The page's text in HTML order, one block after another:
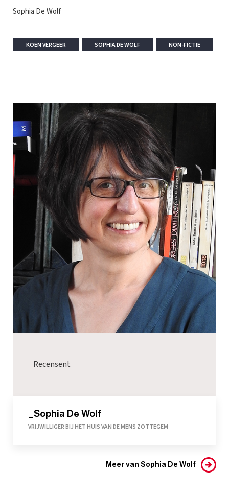
Sophia De Wolf
KOEN VERGEER SOPHIA DE WOLF NON-FICTIE
Recensent
_Sophia De Wolf
VRIJWILLIGER BIJ HET HUIS VAN DE MENS ZOTTEGEM
Meer van Sophia De Wolf